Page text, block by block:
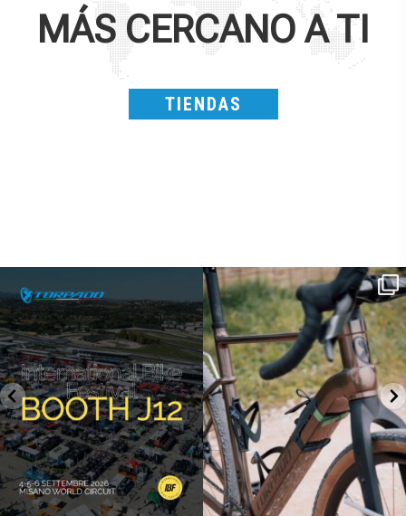
MÁS CERCANO A TI
TIENDAS
IBF sta per...
8 0
Kepler R è la gravel pensata per affrontare
lunghe...
26 0